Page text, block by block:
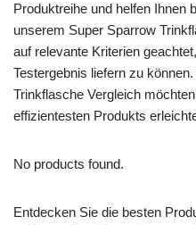
Produktreihe und helfen Ihnen
unserem Super Sparrow
auf relevante Kriterien
Testergebnis liefern zu
Trinkflasche Vergleich
effizientesten Produkts
No products found.
Entdecken Sie die besten